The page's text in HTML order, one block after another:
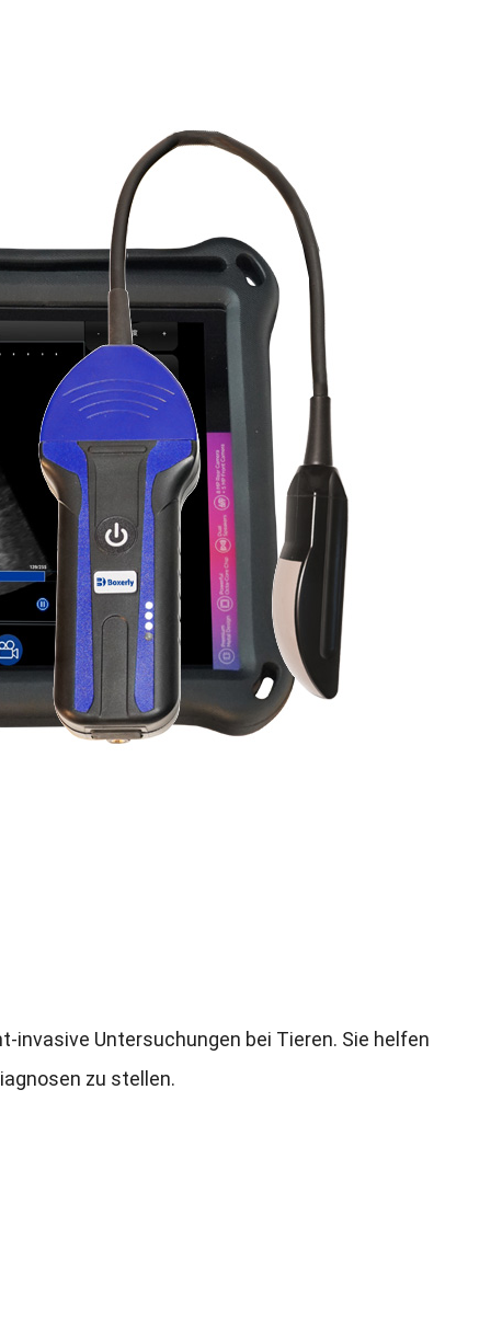
Untersuchungen bei Tieren. Sie helfen
zu stellen.